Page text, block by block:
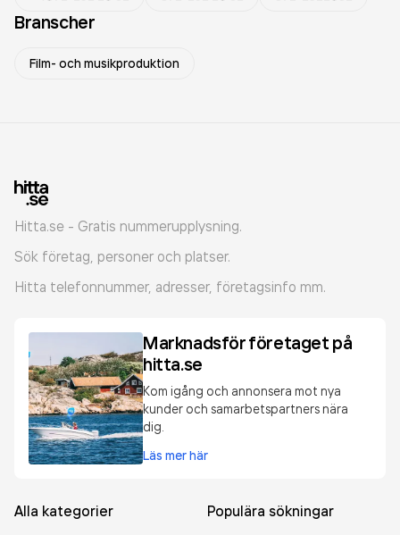
Branscher
Film- och musikproduktion
Hitta.se - Gratis nummerupplysning.
Sök företag, personer och platser.
Hitta telefonnummer, adresser, företagsinfo mm.
Marknadsför företaget på
hitta.se
Kom igång och annonsera mot nya
kunder och samarbetspartners nära
dig.
Läs mer här
Alla kategorier Populära sökningar